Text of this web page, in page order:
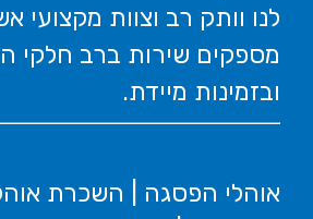
לנו וותק רב וצוות מקצועי
מספקים שירות ברב חלקי
ובזמינות מיידת.
אוהלי הפסגה | השכרת